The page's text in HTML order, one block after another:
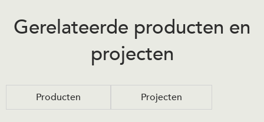
Gerelateerde producten en
projecten
Producten Projecten